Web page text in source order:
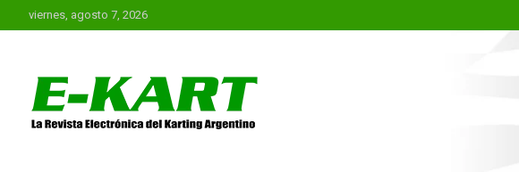
al
viernes, agosto 7, 2026